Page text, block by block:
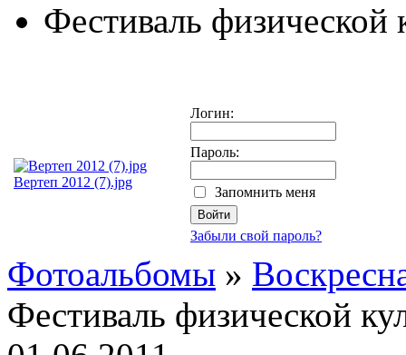
Фестиваль физической
Вертеп 2012 (7).jpg
Логин:
Пароль:
Запомнить меня
Забыли свой пароль?
Фотоальбомы »
Фестиваль физической